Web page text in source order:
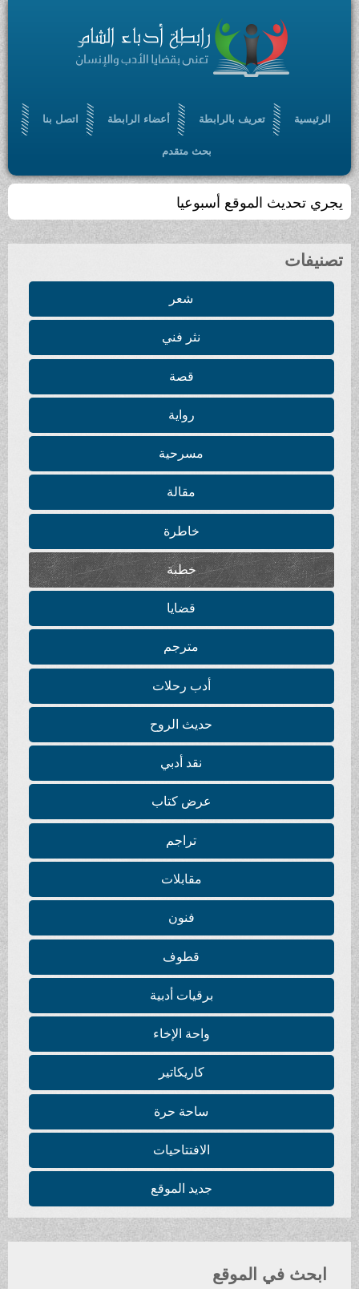
الرئيسية تعريف بالرابطة أعضاء الرابطة اتصل بنا
بحث متقدم
يجري تحديث الموقع أسبوعيا
تصنيفات
شعر
نثر فني
قصة
رواية
مسرحية
مقالة
خاطرة
خطبة
قضايا
مترجم
أدب رحلات
حديث الروح
نقد أدبي
عرض كتاب
تراجم
مقابلات
فنون
قطوف
برقيات أدبية
واحة الإخاء
كاريكاتير
ساحة حرة
الافتتاحيات
جديد الموقع
ابحث في الموقع